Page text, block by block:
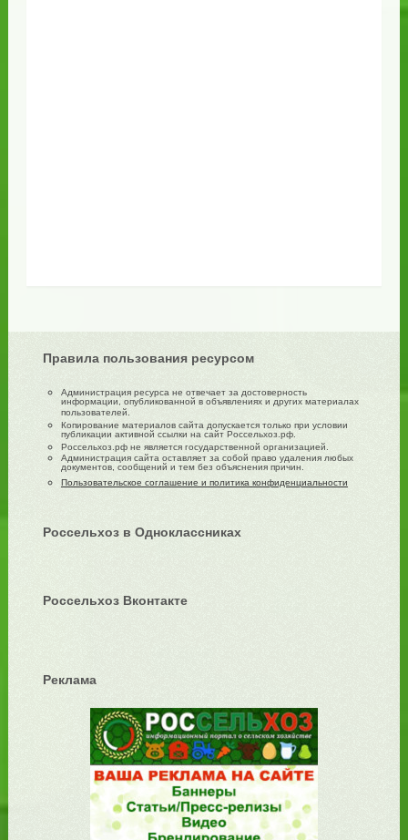
Правила пользования ресурсом
Администрация ресурса не отвечает за достоверность
информации, опубликованной в объявлениях и других материалах
пользователей.
Копирование материалов сайта допускается только при условии
публикации активной ссылки на сайт Россельхоз.рф.
Россельхоз.рф не является государственной организацией.
Администрация сайта оставляет за собой право удаления любых
документов, сообщений и тем без объяснения причин.
Пользовательское соглашение и политика конфиденциальности
Россельхоз в Одноклассниках
Россельхоз Вконтакте
Реклама